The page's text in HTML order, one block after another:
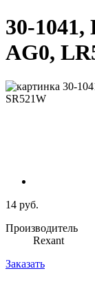
30-1041,
AG0,
14 руб.
Производитель
Rexant
Заказать